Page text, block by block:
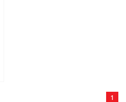
1